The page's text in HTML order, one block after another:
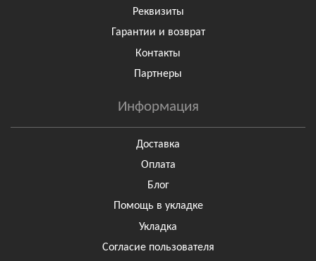
Реквизиты
Гарантии и возврат
Контакты
Партнеры
Информация
Доставка
Оплата
Блог
Помощь в укладке
Укладка
Согласие пользователя